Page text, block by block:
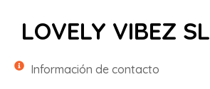
LOVELY VIBEZ SL
Información de contacto